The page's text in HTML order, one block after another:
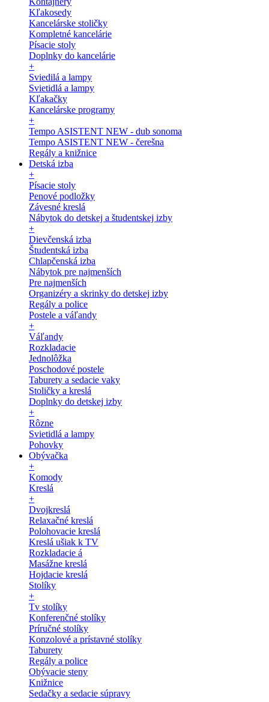
Kľakosedy
Kancelárske stoličky
Kompletné kancelárie
Písacie stoly
Doplnky do kancelárie
+
Sviedilá a lampy
Svietidlá a lampy
Kľakačky
Kancelárske programy
+
Tempo ASISTENT NEW - dub sonoma
Tempo ASISTENT NEW - čerešna
Regály a knižnice
Detská izba
+
Písacie stoly
Penové podložky
Závesné kreslá
Nábytok do detskej a študentskej izby
+
Dievčenská izba
Študentská izba
Chlapčenská izba
Nábytok pre najmenších
Pre najmenších
Organizéry a skrinky do detskej izby
Regály a police
Postele a váľandy
+
Váľandy
Rozkladacie
Jednolôžka
Poschodové postele
Taburety a sedacie vaky
Stoličky a kreslá
Doplnky do detskej izby
+
Rôzne
Svietidlá a lampy
Pohovky
Obývačka
+
Komody
Kreslá
+
Dvojkreslá
Relaxačné kreslá
Polohovacie kreslá
Kreslá ušiak k TV
Rozkladacie á
Masážne kreslá
Hojdacie kreslá
Stolíky
+
Tv stolíky
Konferenčné stolíky
Príručné stolíky
Konzolové a prístavné stolíky
Taburety
Regály a police
Obývacie steny
Knižnice
Sedačky a sedacie súpravy